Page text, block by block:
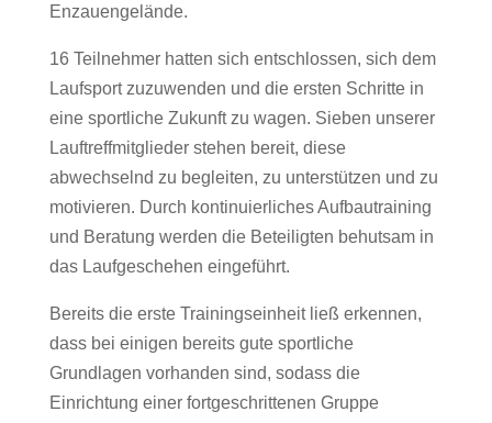
Enzauengelände.
16 Teilnehmer hatten sich entschlossen, sich dem
Laufsport zuzuwenden und die ersten Schritte in
eine sportliche Zukunft zu wagen. Sieben unserer
Lauftreffmitglieder stehen bereit, diese
abwechselnd zu begleiten, zu unterstützen und zu
motivieren. Durch kontinuierliches Aufbautraining
und Beratung werden die Beteiligten behutsam in
das Laufgeschehen eingeführt.
Bereits die erste Trainingseinheit ließ erkennen,
dass bei einigen bereits gute sportliche
Grundlagen vorhanden sind, sodass die
Einrichtung einer fortgeschrittenen Gruppe